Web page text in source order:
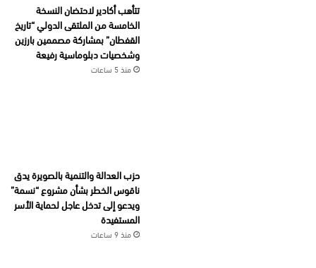
تتأهب أكادير لاحتضان النسخة
الخامسة من الملتقى الدولي “تاريخ
القفطان” بمشاركة مصممين بارزين
وشخصيات دبلوماسية رفيعة
منذ 5 ساعات
حزب العدالة والتنمية بالصويرة يدق
ناقوس الخطر بشأن مشروع “نسمة”
ويدعو إلى تدخل عاجل لحماية الأسر
المستفيدة
منذ 9 ساعات